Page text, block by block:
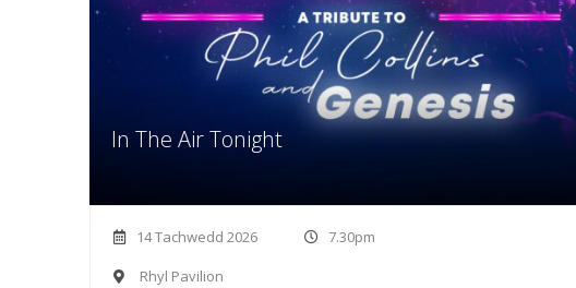
In The Air Tonight
14 Tachwedd 2026
7.30pm
Rhyl Pavilion